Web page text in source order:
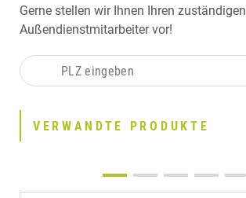
Gerne stellen wir Ihnen Ihren zuständigen
Außendienstmitarbeiter vor!
VERWANDTE PRODUKTE